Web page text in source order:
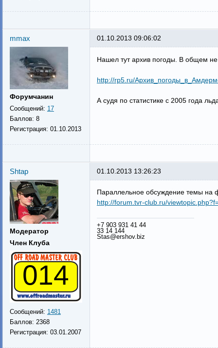
mmax
Форумчанин
Сообщений: 17
Баллов: 8
Регистрация: 01.10.2013
01.10.2013 09:06:02
Нашел тут архив погоды. В общем
http://rp5.ru/
А судя по статистике с 2005 года
Shtap
Модератор
Член Клуба
014
Сообщений: 1481
Баллов: 2368
Регистрация: 03.01.2007
01.10.2013 13:26:23
Параллельное обсуждение темы на
http://forum.tvr-club.ru/
+7 903 931 41 44
33 14 144
Stas@ershov.biz